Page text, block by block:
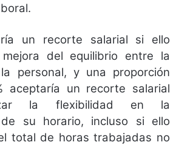
un recorte salarial si ello
del equilibrio entre la
personal, y una proporción
aceptaría un recorte salarial
la flexibilidad en la
de su horario, incluso si ello
total de horas trabajadas no